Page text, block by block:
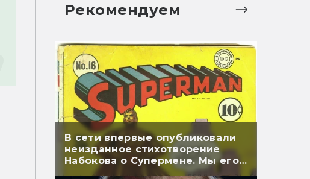
Рекомендуем
В сети впервые опубликовали
неизданное стихотворение
Набокова о Супермене. Мы его
перевели